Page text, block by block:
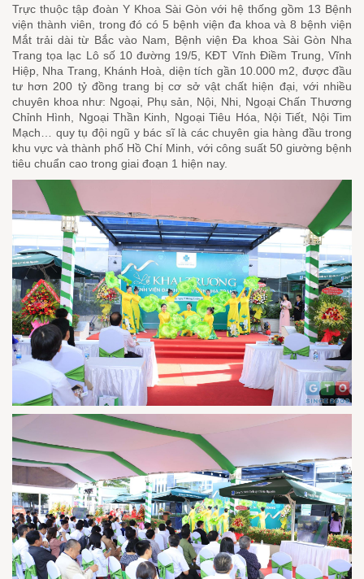
Trực thuộc tập đoàn Y Khoa Sài Gòn với hệ thống gồm 13 Bệnh
viện thành viên, trong đó có 5 bệnh viện đa khoa và 8 bệnh viện
Mắt trải dài từ Bắc vào Nam, Bệnh viện Đa khoa Sài Gòn Nha
Trang tọa lạc Lô số 10 đường 19/5, KĐT Vĩnh Điềm Trung, Vĩnh
Hiệp, Nha Trang, Khánh Hoà, diện tích gần 10.000 m2, được đầu
tư hơn 200 tỷ đồng trang bị cơ sở vật chất hiện đại, với nhiều
chuyên khoa như: Ngoại, Phụ sản, Nội, Nhi, Ngoại Chấn Thương
Chỉnh Hình, Ngoại Thần Kinh, Ngoại Tiêu Hóa, Nội Tiết, Nội Tim
Mạch… quy tụ đội ngũ y bác sĩ là các chuyên gia hàng đầu trong
khu vực và thành phố Hồ Chí Minh, với công suất 50 giường bệnh
tiêu chuẩn cao trong giai đoạn 1 hiện nay.